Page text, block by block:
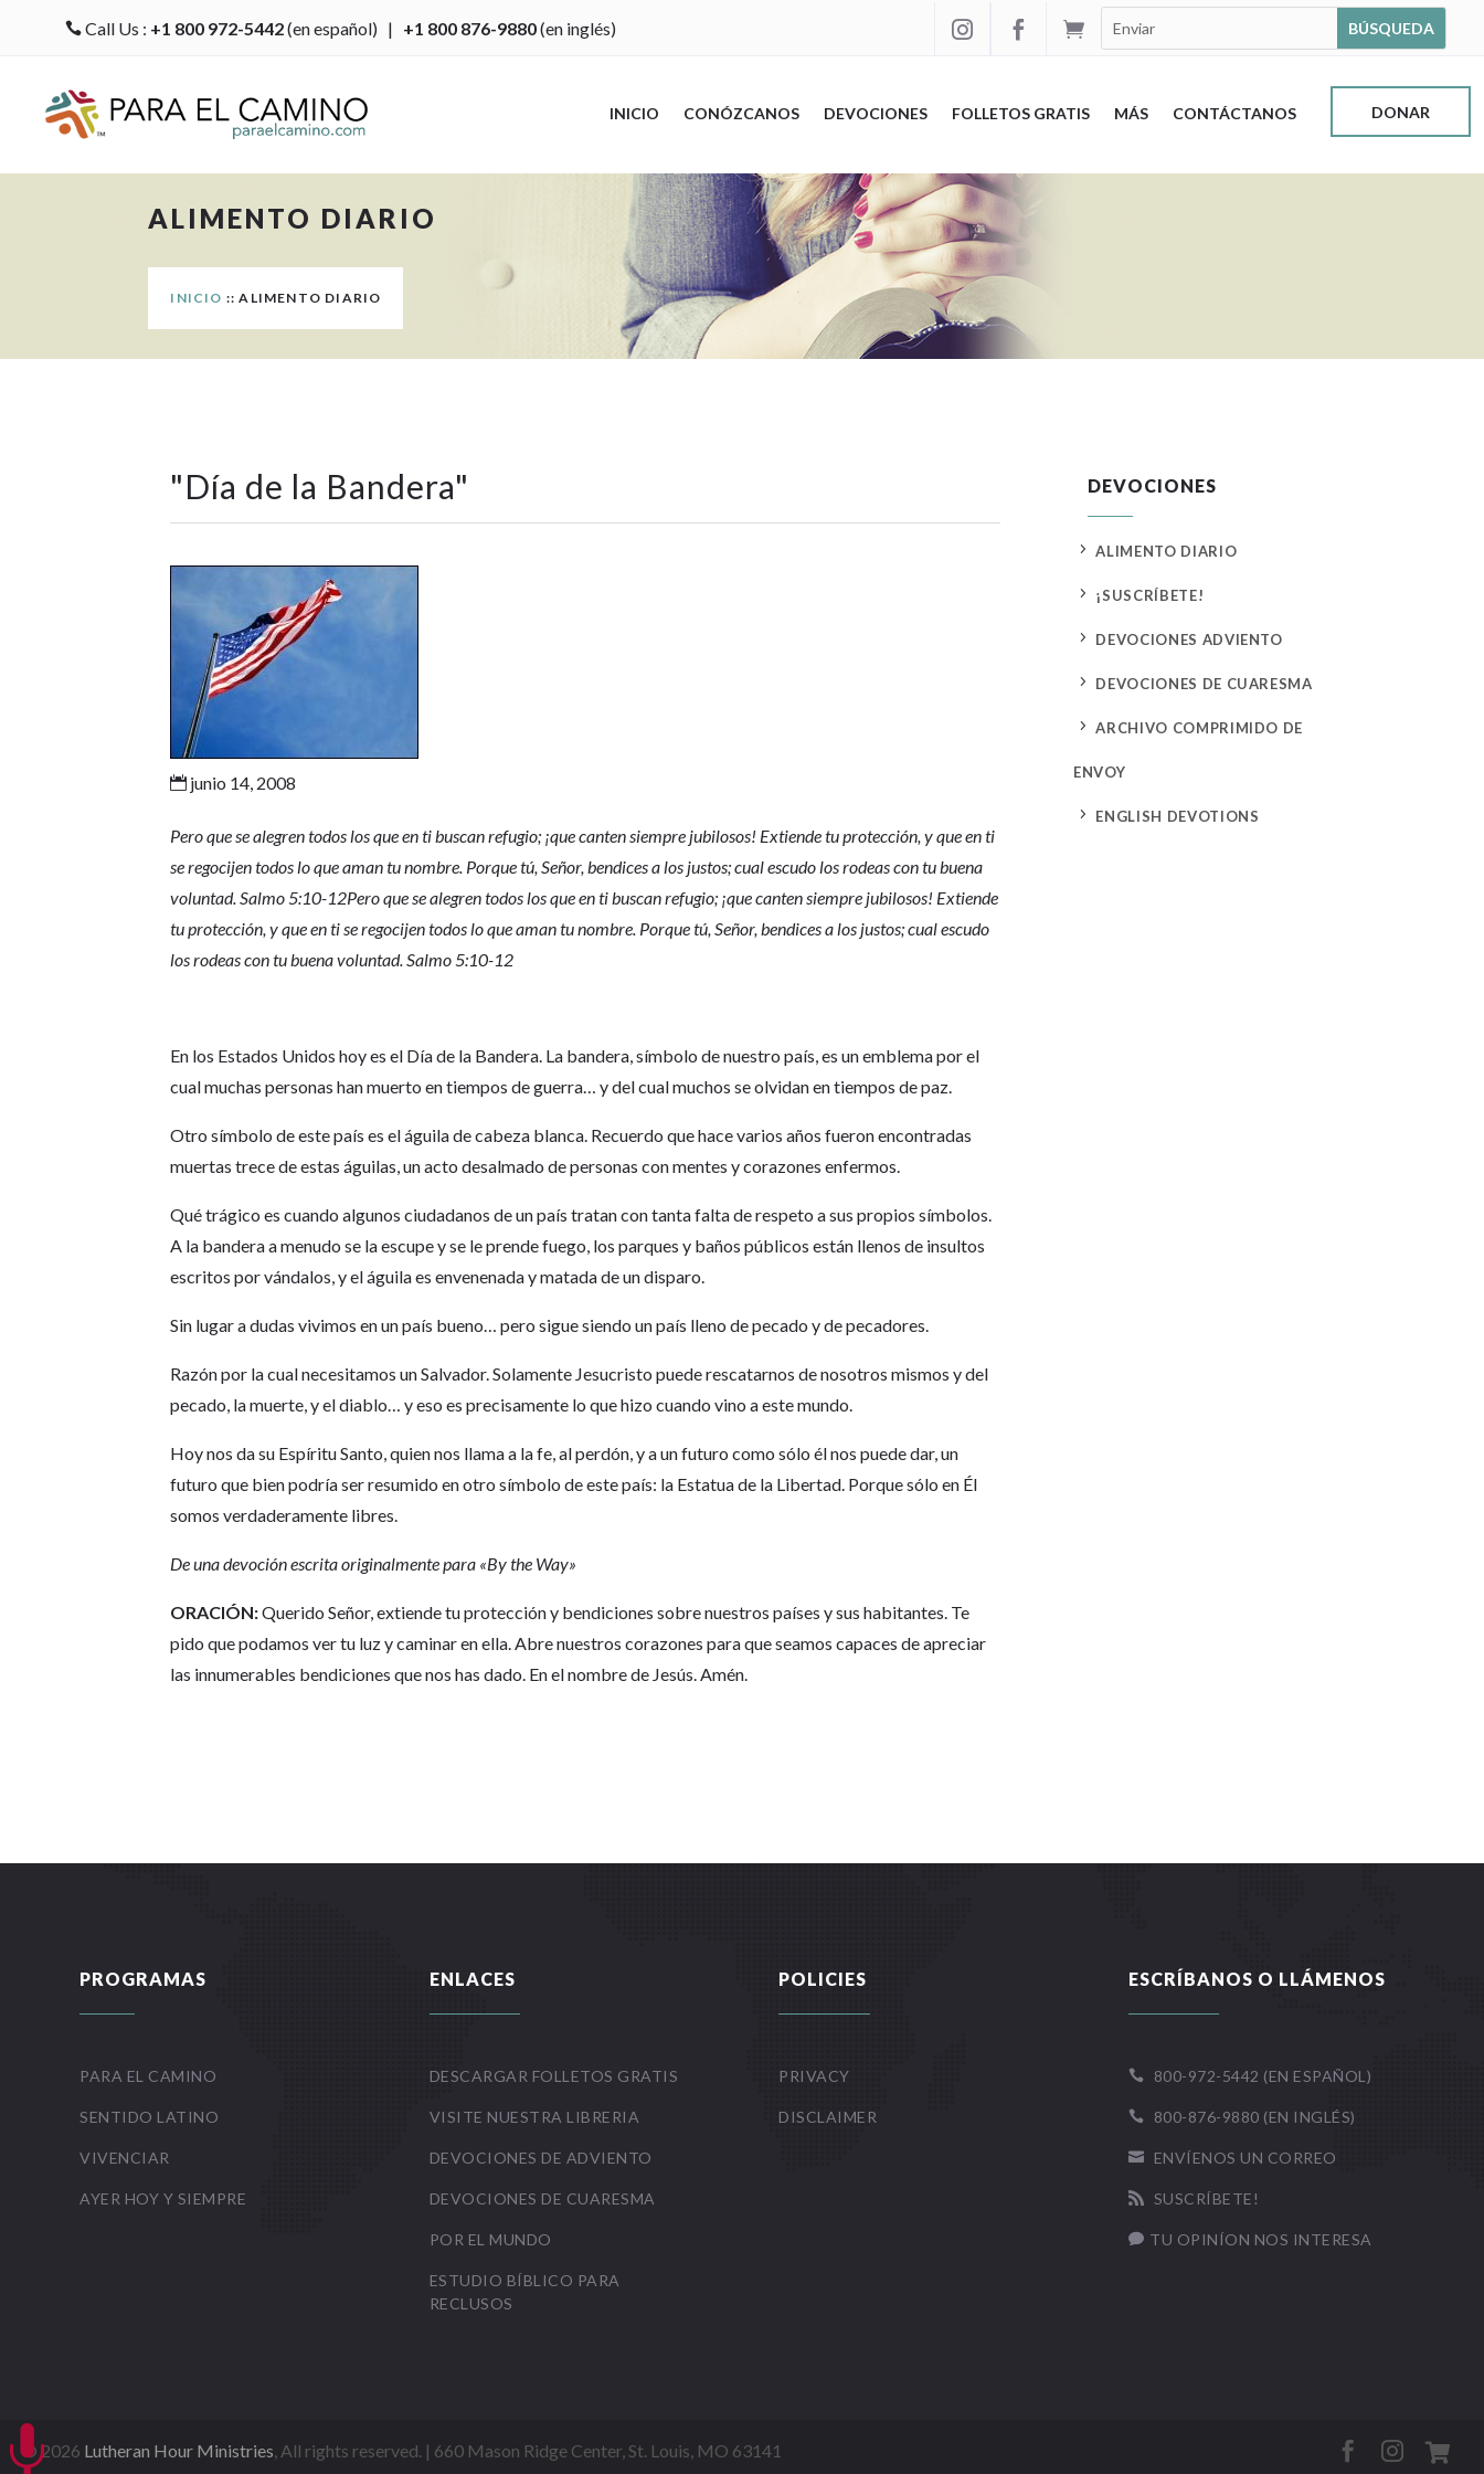
Call Us : +1 800 972-5442(en español) | +1 800 876-9880(en inglés) 


INICIO CONÓZCANOS DEVOCIONES FOLLETOS GRATIS MÁS CONTÁCTANOS DONAR
ALIMENTO DIARIO
INICIO :: ALIMENTO DIARIO
"Día de la Bandera"
 junio 14, 2008
Pero que se alegren todos los que en ti buscan refugio; ¡que canten siempre jubilosos! Extiende tu protección, y que en ti
se regocijen todos lo que aman tu nombre. Porque tú, Señor, bendices a los justos; cual escudo los rodeas con tu buena
voluntad. Salmo 5:10-12Pero que se alegren todos los que en ti buscan refugio; ¡que canten siempre jubilosos! Extiende
tu protección, y que en ti se regocijen todos lo que aman tu nombre. Porque tú, Señor, bendices a los justos; cual escudo
los rodeas con tu buena voluntad. Salmo 5:10-12
En los Estados Unidos hoy es el Día de la Bandera. La bandera, símbolo de nuestro país, es un emblema por el
cual muchas personas han muerto en tiempos de guerra… y del cual muchos se olvidan en tiempos de paz.
Otro símbolo de este país es el águila de cabeza blanca. Recuerdo que hace varios años fueron encontradas
muertas trece de estas águilas, un acto desalmado de personas con mentes y corazones enfermos.
Qué trágico es cuando algunos ciudadanos de un país tratan con tanta falta de respeto a sus propios símbolos.
A la bandera a menudo se la escupe y se le prende fuego, los parques y baños públicos están llenos de insultos
escritos por vándalos, y el águila es envenenada y matada de un disparo.
Sin lugar a dudas vivimos en un país bueno… pero sigue siendo un país lleno de pecado y de pecadores.
Razón por la cual necesitamos un Salvador. Solamente Jesucristo puede rescatarnos de nosotros mismos y del
pecado, la muerte, y el diablo… y eso es precisamente lo que hizo cuando vino a este mundo.
Hoy nos da su Espíritu Santo, quien nos llama a la fe, al perdón, y a un futuro como sólo él nos puede dar, un
futuro que bien podría ser resumido en otro símbolo de este país: la Estatua de la Libertad. Porque sólo en Él
somos verdaderamente libres.
De una devoción escrita originalmente para «By the Way»
ORACIÓN:Querido Señor, extiende tu protección y bendiciones sobre nuestros países y sus habitantes. Te
pido que podamos ver tu luz y caminar en ella. Abre nuestros corazones para que seamos capaces de apreciar
las innumerables bendiciones que nos has dado. En el nombre de Jesús. Amén.
DEVOCIONES
5 ALIMENTO DIARIO
5 ¡SUSCRÍBETE!
5 DEVOCIONES ADVIENTO
5 DEVOCIONES DE CUARESMA
5 ARCHIVO COMPRIMIDO DE
ENVOY
5 ENGLISH DEVOTIONS
PROGRAMAS
PARA EL CAMINO
SENTIDO LATINO
VIVENCIAR
AYER HOY Y SIEMPRE
ENLACES
DESCARGAR FOLLETOS GRATIS
VISITE NUESTRA LIBRERIA
DEVOCIONES DE ADVIENTO
DEVOCIONES DE CUARESMA
POR EL MUNDO
ESTUDIO BÍBLICO PARA
RECLUSOS
POLICIES
PRIVACY
DISCLAIMER
ESCRÍBANOS O LLÁMENOS
 800-972-5442 (EN ESPAÑOL)
 800-876-9880 (EN INGLÉS)
 ENVÍENOS UN CORREO
 SUSCRÍBETE!
 TU OPINÍON NOS INTERESA
©2026 Lutheran Hour Ministries , All rights reserved. | 660 Mason Ridge Center, St. Louis, MO 63141 


